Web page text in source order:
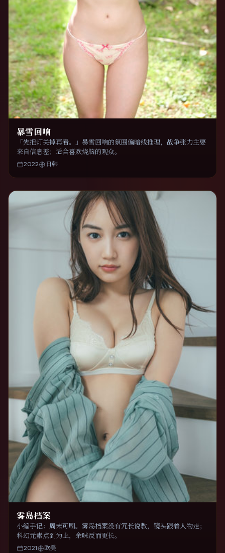
暴雪回响
「先把灯关掉再看。」暴雪回响的氛围偏暗线推理，战争张力主要
来自信息差；适合喜欢烧脑的观众。
2022 日韩
雾岛档案
小编手记：周末可刷。雾岛档案没有冗长说教，镜头跟着人物走；
科幻元素点到为止，余味反而更长。
2021 欧美